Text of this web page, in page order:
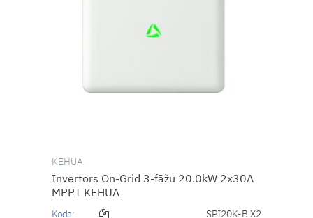
KEHUA
Invertors On-Grid 3-fāžu 20.0kW 2x30A
MPPT KEHUA
Kods:
SPI20K-B X2